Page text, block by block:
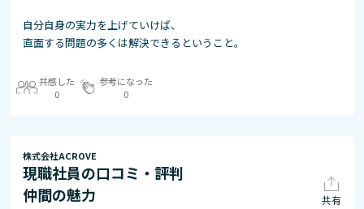
自分自身の実力を上げていけば、
直面する問題の多くは解決できるということ。
共感した
0
参考になった
0
株式会社ACROVE
現職社員の口コミ・評判
仲間の魅力
共有